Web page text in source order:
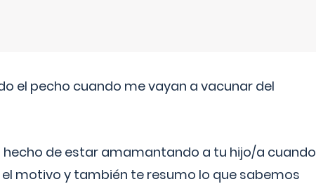
el pecho cuando me vayan a vacunar del
hecho de estar amamantando a tu hijo/a cuando
motivo y también te resumo lo que sabemos